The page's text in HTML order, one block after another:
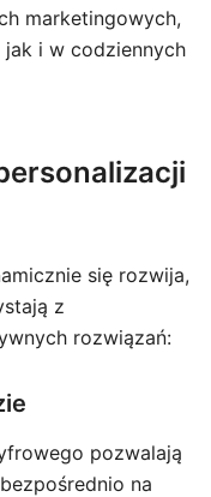
marketingowych,
i w codziennych
się rozwija,
z
rozwiązań:
pozwalają
na